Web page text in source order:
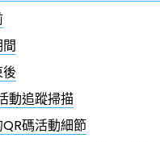
動追蹤掃描
碼活動細節